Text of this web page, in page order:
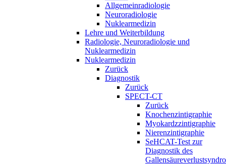
Allgemeinradiologie
Neuroradiologie
Nuklearmedizin
Lehre und Weiterbildung
Radiologie, Neuroradiologie und
Nuklearmedizin
Nuklearmedizin
Zurück
Diagnostik
Zurück
SPECT-CT
Zurück
Knochenzintigraphie
Myokardzzintigraphie
Nierenzintigraphie
SeHCAT-Test zur
Diagnostik des